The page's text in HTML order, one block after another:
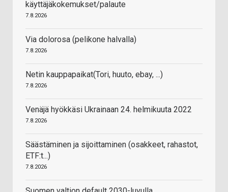
käyttäjäkokemukset/palaute
7.8.2026
Via dolorosa (pelikone halvalla)
7.8.2026
Netin kauppapaikat(Tori, huuto, ebay, ...)
7.8.2026
Venäjä hyökkäsi Ukrainaan 24. helmikuuta 2022
7.8.2026
Säästäminen ja sijoittaminen (osakkeet, rahastot,
ETF:t...)
7.8.2026